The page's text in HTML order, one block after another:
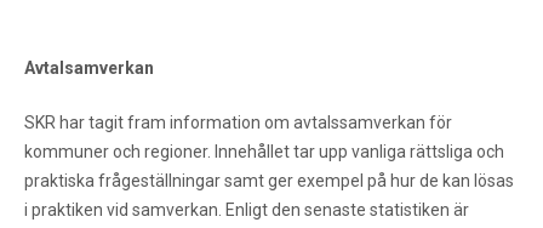
Avtalsamverkan
SKR har tagit fram information om avtalssamverkan för
kommuner och regioner. Innehållet tar upp vanliga rättsliga och
praktiska frågeställningar samt ger exempel på hur de kan lösas
i praktiken vid samverkan. Enligt den senaste statistiken är